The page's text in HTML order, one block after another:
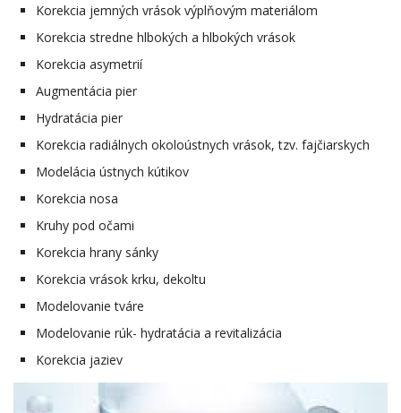
Korekcia jemných vrások výplňovým materiálom
Korekcia stredne hlbokých a hlbokých vrások
Korekcia asymetrií
Augmentácia pier
Hydratácia pier
Korekcia radiálnych okoloústnych vrások, tzv. fajčiarskych
Modelácia ústnych kútikov
Korekcia nosa
Kruhy pod očami
Korekcia hrany sánky
Korekcia vrások krku, dekoltu
Modelovanie tváre
Modelovanie rúk- hydratácia a revitalizácia
Korekcia jaziev